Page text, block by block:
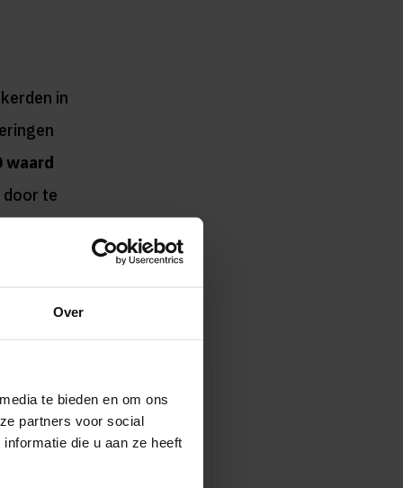
Over
te bieden en om ons
partners voor social
die u aan ze heeft
in
waard
door te